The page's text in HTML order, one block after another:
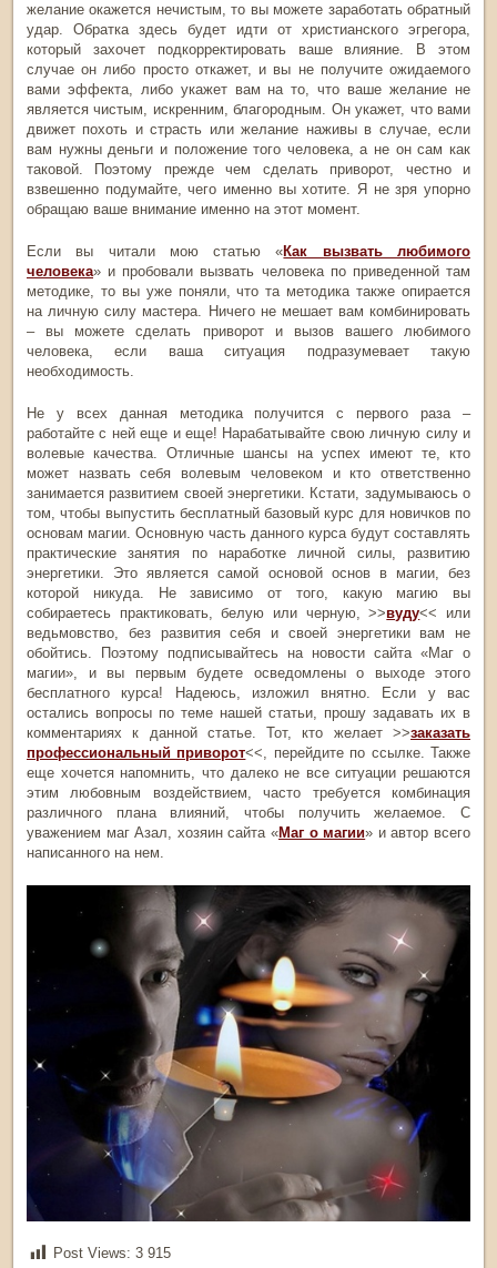
желание окажется нечистым, то вы можете заработать обратный
удар. Обратка здесь будет идти от христианского эгрегора,
который захочет подкорректировать ваше влияние. В этом
случае он либо просто откажет, и вы не получите ожидаемого
вами эффекта, либо укажет вам на то, что ваше желание не
является чистым, искренним, благородным. Он укажет, что вами
движет похоть и страсть или желание наживы в случае, если
вам нужны деньги и положение того человека, а не он сам как
таковой. Поэтому прежде чем сделать приворот, честно и
взвешенно подумайте, чего именно вы хотите. Я не зря упорно
обращаю ваше внимание именно на этот момент.
Если вы читали мою статью «Как вызвать любимого
человека» и пробовали вызвать человека по приведенной там
методике, то вы уже поняли, что та методика также опирается
на личную силу мастера. Ничего не мешает вам комбинировать
– вы можете сделать приворот и вызов вашего любимого
человека, если ваша ситуация подразумевает такую
необходимость.
Не у всех данная методика получится с первого раза –
работайте с ней еще и еще! Нарабатывайте свою личную силу и
волевые качества. Отличные шансы на успех имеют те, кто
может назвать себя волевым человеком и кто ответственно
занимается развитием своей энергетики. Кстати, задумываюсь о
том, чтобы выпустить бесплатный базовый курс для новичков по
основам магии. Основную часть данного курса будут составлять
практические занятия по наработке личной силы, развитию
энергетики. Это является самой основой основ в магии, без
которой никуда. Не зависимо от того, какую магию вы
собираетесь практиковать, белую или черную, >>вуду<< или
ведьмовство, без развития себя и своей энергетики вам не
обойтись. Поэтому подписывайтесь на новости сайта «Маг о
магии», и вы первым будете осведомлены о выходе этого
бесплатного курса! Надеюсь, изложил внятно. Если у вас
остались вопросы по теме нашей статьи, прошу задавать их в
комментариях к данной статье. Тот, кто желает >>заказать
профессиональный приворот<<, перейдите по ссылке. Также
еще хочется напомнить, что далеко не все ситуации решаются
этим любовным воздействием, часто требуется комбинация
различного плана влияний, чтобы получить желаемое. С
уважением маг Азал, хозяин сайта «Маг о магии» и автор всего
написанного на нем.
Post Views: 3 915